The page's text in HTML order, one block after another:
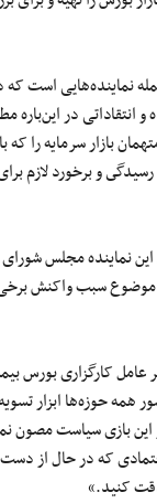
نماینده‌هایی است
انتقاداتی در این‌باره
بازار سرمایه را
و برخورد لازم
نماینده مجلس
موضوع سبب واکنش
کارگزاری بورس
همه حوزه‌ها ابزار
این بازی سیاست مصون
که در حال از
کنید.»